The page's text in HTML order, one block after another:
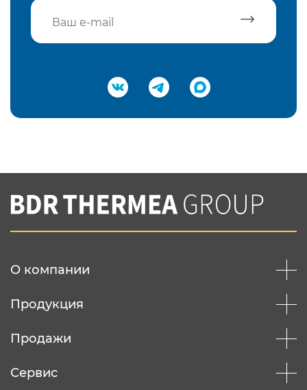
Подтвердить e-mail
Вы соглашаетесь с нашей политикой
конфеденциальности
О компании
Продукция
Продажи
Сервис